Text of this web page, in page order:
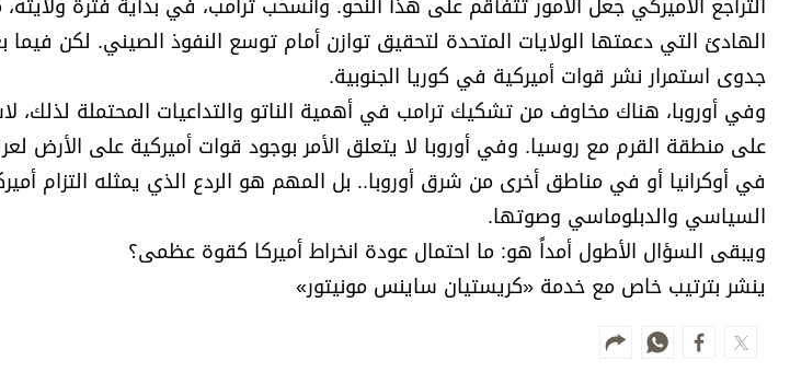
الهادئ التي دعمتها الولايات المتحدة لتحقيق توازن أمام توسع النفوذ الصيني. لكن
جدوى استمرار نشر قوات أميركية في كوريا الجنوبية.
وفي أوروبا، هناك مخاوف من تشكيك ترامب في أهمية الناتو والتداعيات المحتملة لذلك،
على منطقة القرم مع روسيا. وفي أوروبا لا يتعلق الأمر بوجود قوات أميركية على الأرض
في أوكرانيا أو في مناطق أخرى من شرق أوروبا.. بل المهم هو الردع الذي يمثله التزام
السياسي والدبلوماسي وصوتها.
ويبقى السؤال الأطول أمداً هو: ما احتمال عودة انخراط أميركا كقوة عظمى؟
ينشر بترتيب خاص مع خدمة «كريستيان ساينس مونيتور»